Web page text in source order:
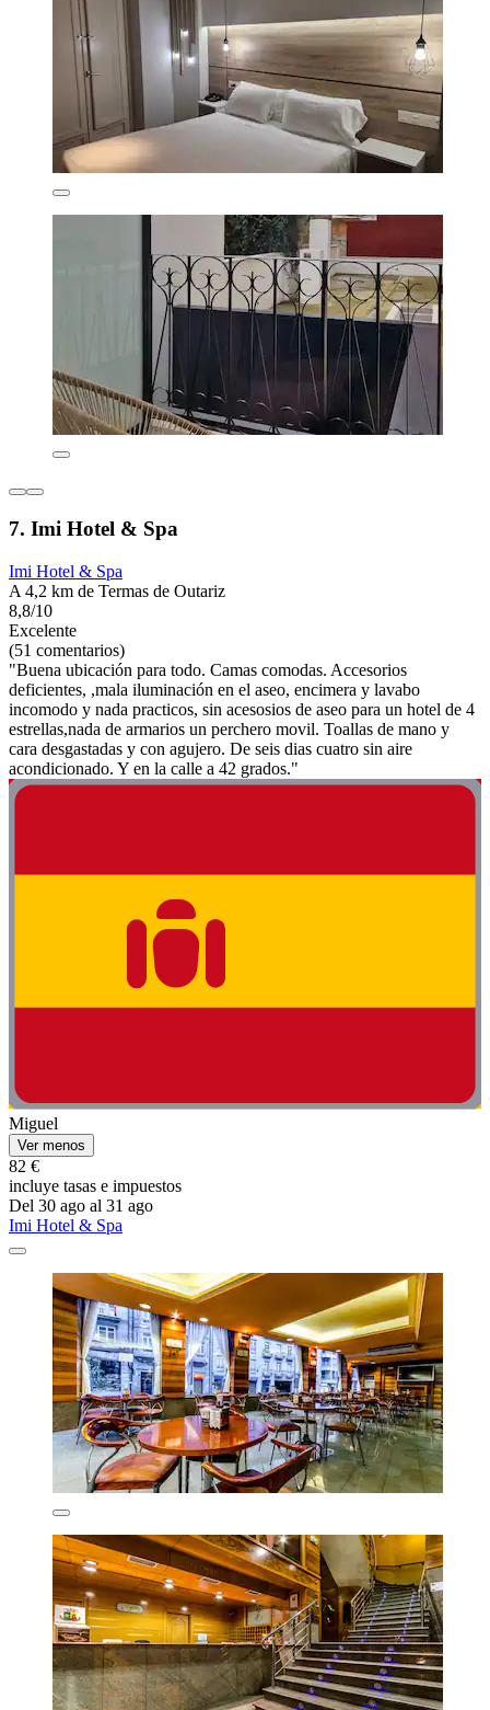
7. Imi Hotel & Spa
Imi Hotel & Spa
A 4,2 km de Termas de Outariz
8,8/10
Excelente
(51 comentarios)
"Buena ubicación para todo. Camas comodas. Accesorios
deficientes, ,mala iluminación en el aseo, encimera y lavabo
incomodo y nada practicos, sin acesosios de aseo para un hotel de 4
estrellas,nada de armarios un perchero movil. Toallas de mano y
cara desgastadas y con agujero. De seis dias cuatro sin aire
acondicionado. Y en la calle a 42 grados."
Miguel
Ver menos
82 €
incluye tasas e impuestos
Del 30 ago al 31 ago
Imi Hotel & Spa